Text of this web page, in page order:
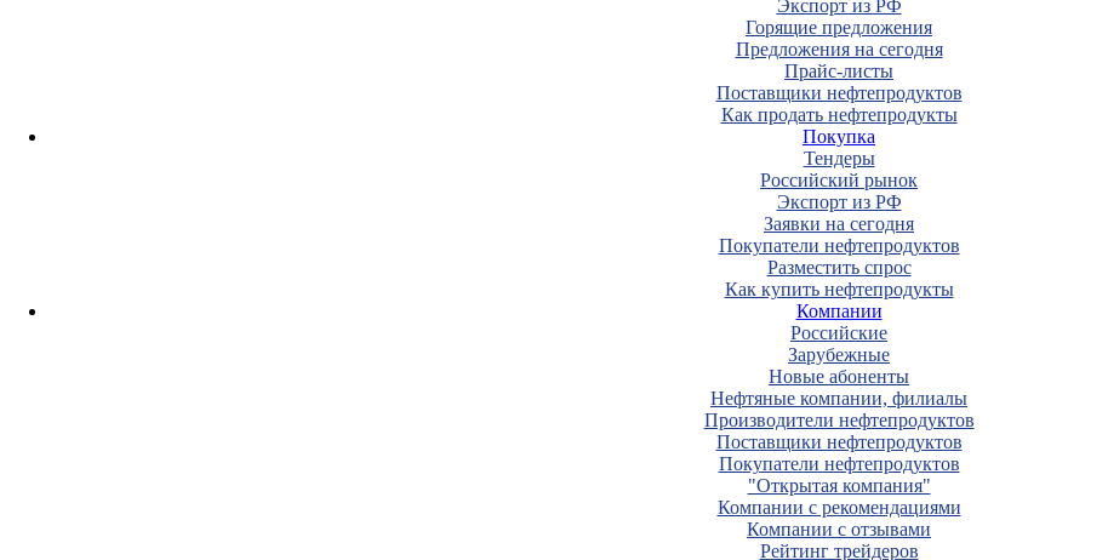
Экспорт из РФ
Горящие предложения
Предложения на сегодня
Прайс-листы
Поставщики нефтепродуктов
Как продать нефтепродукты
Покупка
Тендеры
Российский рынок
Экспорт из РФ
Заявки на сегодня
Покупатели нефтепродуктов
Разместить спрос
Как купить нефтепродукты
Компании
Российские
Зарубежные
Новые абоненты
Нефтяные компании, филиалы
Производители нефтепродуктов
Поставщики нефтепродуктов
Покупатели нефтепродуктов
"Открытая компания"
Компании с рекомендациями
Компании с отзывами
Рейтинг трейдеров